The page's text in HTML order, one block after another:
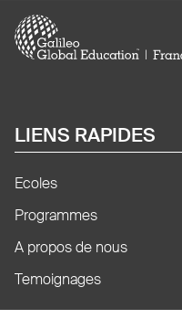
Image
LIENS RAPIDES
Ecoles
Programmes
A propos de nous
Temoignages